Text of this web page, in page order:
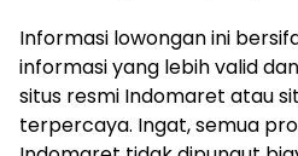
Informasi lowongan ini
informasi yang lebih valid
situs resmi Indomaret atau
terpercaya. Ingat, semua